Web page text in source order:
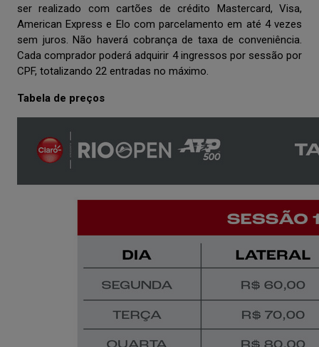
ser realizado com cartões de crédito Mastercard, Visa,
American Express e Elo com parcelamento em até 4 vezes
sem juros. Não haverá cobrança de taxa de conveniência.
Cada comprador poderá adquirir 4 ingressos por sessão por
CPF, totalizando 22 entradas no máximo.
Tabela de preços